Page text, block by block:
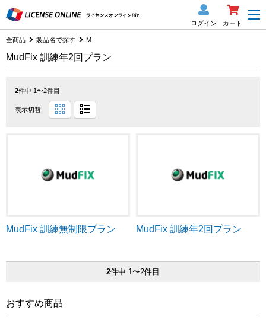
ログイン カート
全商品 製品名で探す M
MudFix 訓練年2回プラン
2件中 1〜2件目
表示切替
MudFix 訓練無制限プラン MudFix 訓練年2回プラン
2件中 1〜2件目
おすすめ商品